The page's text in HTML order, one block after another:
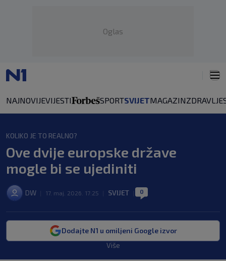
Oglas
NAJNOVIJEVIJESTI SPORTSVIJETMAGAZINZDRAVLJE
KOLIKO JE TO REALNO?
Ove dvije europske države
mogle bi se ujediniti
DW 17. maj. 2026. 17:25 SVIJET 0
Dodajte N1 u omiljeni Google izvor
Više